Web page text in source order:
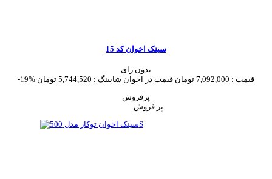
سینک اخوان کد 15
بدون رای
-19%
قیمت : 7,092,000 تومان قیمت در اخوان شاپینگ : 5,744,520 تومان
پرفروش